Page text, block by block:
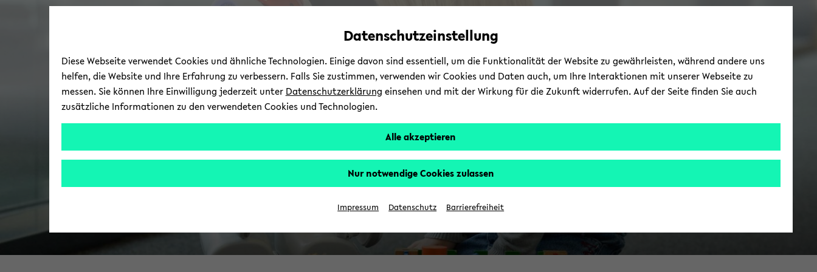
Automatische
vermeiden
zum
wechseln
zum
wechseln
zum
wechseln
Datenschutzeinstellung
Diese Webseite verwendet Cookies und ähnliche Technologien. Einige davon sind essentiell, um die Funktionalität der Website zu gewährleisten, während andere uns
helfen, die Website und Ihre Erfahrung zu verbessern. Falls Sie zustimmen, verwenden wir Cookies und Daten auch, um Ihre Interaktionen mit unserer Webseite zu
messen. Sie können Ihre Einwilligung jederzeit unter Datenschutzerklärung einsehen und mit der Wirkung für die Zukunft widerrufen. Auf der Seite finden Sie auch
zusätzliche Informationen zu den verwendeten Cookies und Technologien.
Alle akzeptieren
Nur notwendige Cookies zulassen
Impressum Datenschutz Barrierefreiheit